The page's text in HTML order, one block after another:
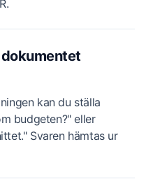
kan du ställa
budgeten?" eller
Svaren hämtas ur